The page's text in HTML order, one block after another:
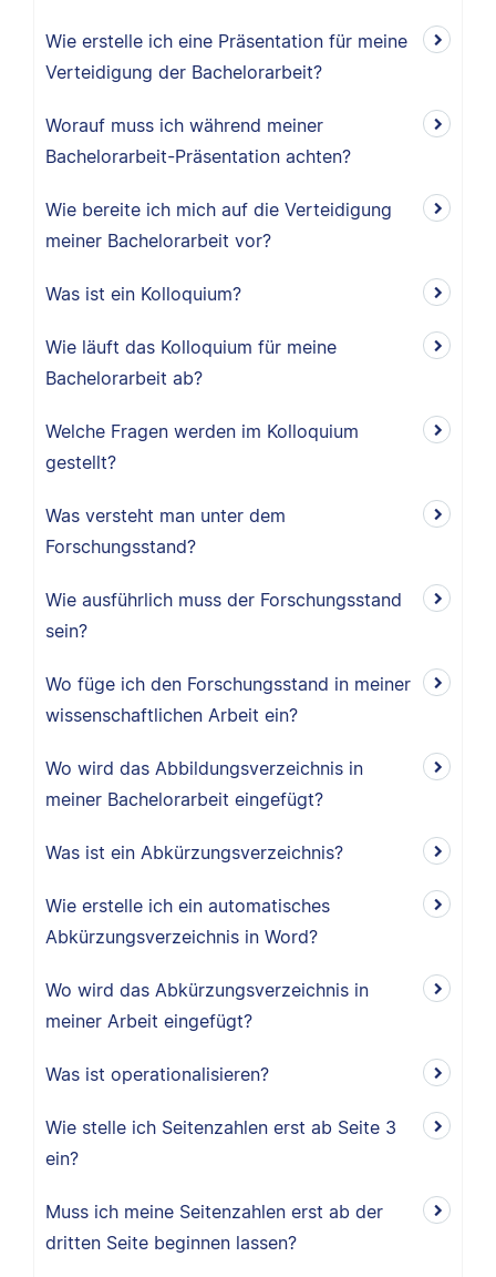
Wie erstelle ich eine Präsentation für meine
Verteidigung der Bachelorarbeit?
Worauf muss ich während meiner
Bachelorarbeit-Präsentation achten?
Wie bereite ich mich auf die Verteidigung
meiner Bachelorarbeit vor?
Was ist ein Kolloquium?
Wie läuft das Kolloquium für meine
Bachelorarbeit ab?
Welche Fragen werden im Kolloquium
gestellt?
Was versteht man unter dem
Forschungsstand?
Wie ausführlich muss der Forschungsstand
sein?
Wo füge ich den Forschungsstand in meiner
wissenschaftlichen Arbeit ein?
Wo wird das Abbildungsverzeichnis in
meiner Bachelorarbeit eingefügt?
Was ist ein Abkürzungsverzeichnis?
Wie erstelle ich ein automatisches
Abkürzungsverzeichnis in Word?
Wo wird das Abkürzungsverzeichnis in
meiner Arbeit eingefügt?
Was ist operationalisieren?
Wie stelle ich Seitenzahlen erst ab Seite 3
ein?
Muss ich meine Seitenzahlen erst ab der
dritten Seite beginnen lassen?